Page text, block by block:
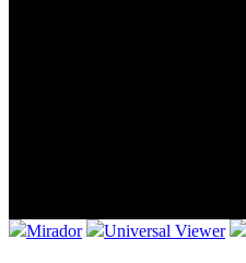
Mirador Universal Viewer